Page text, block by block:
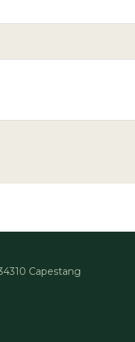
Capestang